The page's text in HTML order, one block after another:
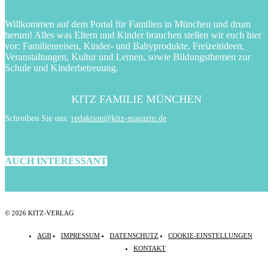
Willkommen auf dem Portal für Familien in München und drum
herum! Alles was Eltern und Kinder brauchen stellen wir euch hier
vor: Familienreisen, Kinder- und Babyprodukte, Freizeitideen,
Veranstaltungen, Kultur und Lernen, sowie Bildungsthemen zur
Schule und Kinderbetreuung.
KITZ FAMILIE MÜNCHEN
Schreiben Sie uns: redaktion@kitz-magazin.de
AUCH INTERESSANT
© 2026 KITZ-VERLAG
AGB IMPRESSUM DATENSCHUTZ
COOKIE-EINSTELLUNGEN
KONTAKT